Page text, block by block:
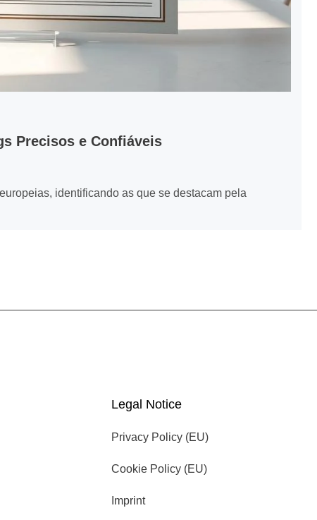
Precisos e Confiáveis
identificando as que se destacam pela
Legal Notice
Privacy Policy (EU)
Cookie Policy (EU)
Imprint